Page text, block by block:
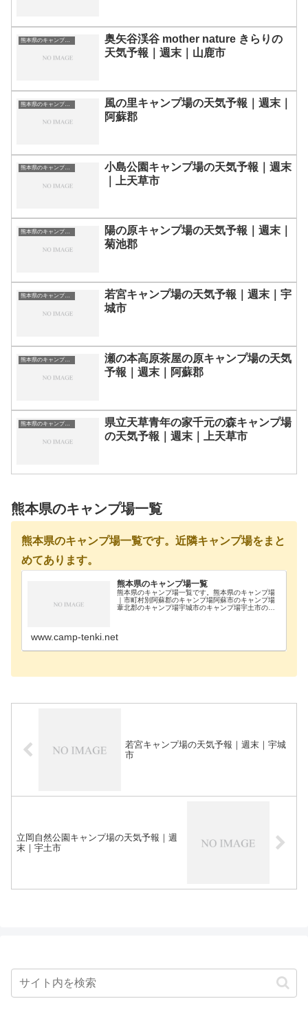
熊本県のキャンプ場一覧
奥矢谷渓谷 mother nature きらりの
天気予報｜週末｜山鹿市
熊本県のキャンプ場一覧
風の里キャンプ場の天気予報｜週末｜
阿蘇郡
熊本県のキャンプ場一覧
小島公園キャンプ場の天気予報｜週末
｜上天草市
熊本県のキャンプ場一覧
陽の原キャンプ場の天気予報｜週末｜
菊池郡
熊本県のキャンプ場一覧
若宮キャンプ場の天気予報｜週末｜宇
城市
熊本県のキャンプ場一覧
瀬の本高原茶屋の原キャンプ場の天気
予報｜週末｜阿蘇郡
熊本県のキャンプ場一覧
県立天草青年の家千元の森キャンプ場
の天気予報｜週末｜上天草市
熊本県のキャンプ場一覧
熊本県のキャンプ場一覧です。近隣キャンプ場をまと
めてあります。
熊本県のキャンプ場一覧
熊本県のキャンプ場一覧です。熊本県のキャンプ場
｜市町村別阿蘇郡のキャンプ場阿蘇市のキャンプ場
葦北郡のキャンプ場宇城市のキャンプ場宇土市のキ
www.camp-tenki.net
若宮キャンプ場の天気予報｜週末｜宇城
市
立岡自然公園キャンプ場の天気予報｜週
末｜宇土市